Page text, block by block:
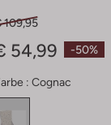
-50%
109,95
54,99
: Cognac